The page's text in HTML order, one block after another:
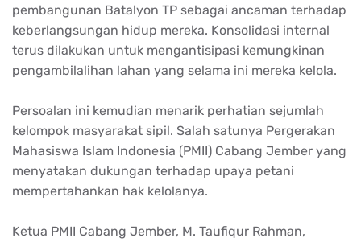
pembangunan Batalyon TP sebagai ancaman terhadap
keberlangsungan hidup mereka. Konsolidasi internal
terus dilakukan untuk mengantisipasi kemungkinan
pengambilalihan lahan yang selama ini mereka kelola.
Persoalan ini kemudian menarik perhatian sejumlah
kelompok masyarakat sipil. Salah satunya Pergerakan
Mahasiswa Islam Indonesia (PMII) Cabang Jember yang
menyatakan dukungan terhadap upaya petani
mempertahankan hak kelolanya.
Ketua PMII Cabang Jember, M. Taufiqur Rahman,